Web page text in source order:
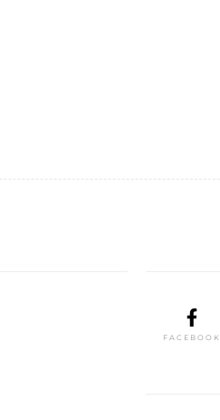
FACEBOOK